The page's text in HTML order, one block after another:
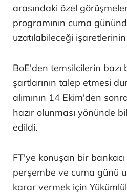
arasındaki özel
programının cuma
uzatılabileceği
BoE'den temsilcilerin bazı
şartlarının talep etmesi
alımının 14 Ekim'den
hazır olunması yönünde
edildi.
FT'ye konuşan bir bankacı
perşembe ve cuma günü
karar vermek için